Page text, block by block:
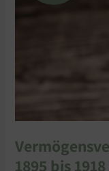
1895 bis 1918